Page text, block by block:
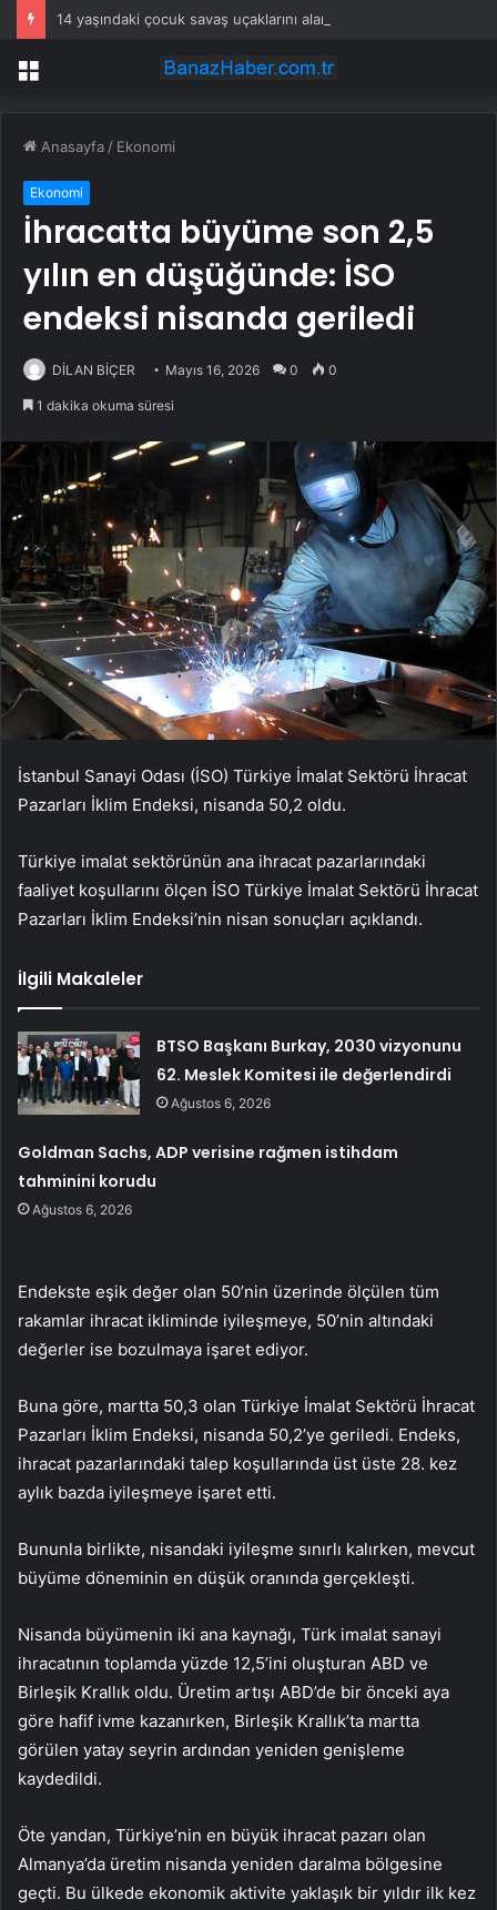
14 yaşındaki çocuk savaş uçaklarını alarma geçirdi
Menü
Anasayfa / Ekonomi
Ekonomi
İhracatta büyüme son 2,5
yılın en düşüğünde: İSO
endeksi nisanda geriledi
DİLAN BİÇER Mayıs 16, 2026 0 0
1 dakika okuma süresi
İstanbul Sanayi Odası (İSO) Türkiye İmalat Sektörü İhracat
Pazarları İklim Endeksi, nisanda 50,2 oldu.
Türkiye imalat sektörünün ana ihracat pazarlarındaki
faaliyet koşullarını ölçen İSO Türkiye İmalat Sektörü İhracat
Pazarları İklim Endeksi’nin nisan sonuçları açıklandı.
İlgili Makaleler
BTSO Başkanı Burkay, 2030 vizyonunu
62. Meslek Komitesi ile değerlendirdi
Ağustos 6, 2026
Goldman Sachs, ADP verisine rağmen istihdam
tahminini korudu
Ağustos 6, 2026
Endekste eşik değer olan 50’nin üzerinde ölçülen tüm
rakamlar ihracat ikliminde iyileşmeye, 50’nin altındaki
değerler ise bozulmaya işaret ediyor.
Buna göre, martta 50,3 olan Türkiye İmalat Sektörü İhracat
Pazarları İklim Endeksi, nisanda 50,2’ye geriledi. Endeks,
ihracat pazarlarındaki talep koşullarında üst üste 28. kez
aylık bazda iyileşmeye işaret etti.
Bununla birlikte, nisandaki iyileşme sınırlı kalırken, mevcut
büyüme döneminin en düşük oranında gerçekleşti.
Nisanda büyümenin iki ana kaynağı, Türk imalat sanayi
ihracatının toplamda yüzde 12,5’ini oluşturan ABD ve
Birleşik Krallık oldu. Üretim artışı ABD’de bir önceki aya
göre hafif ivme kazanırken, Birleşik Krallık’ta martta
görülen yatay seyrin ardından yeniden genişleme
kaydedildi.
Öte yandan, Türkiye’nin en büyük ihracat pazarı olan
Almanya’da üretim nisanda yeniden daralma bölgesine
geçti. Bu ülkede ekonomik aktivite yaklaşık bir yıldır ilk kez